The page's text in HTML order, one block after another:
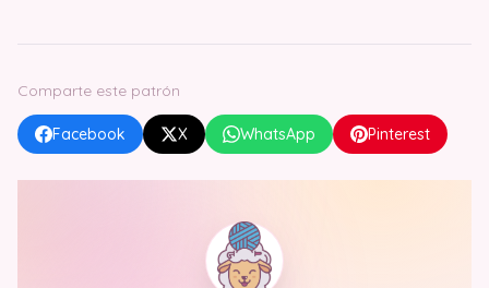
Comparte este patrón
Facebook X WhatsApp Pinterest